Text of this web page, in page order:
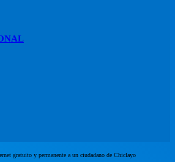
gratuito y permanente a un ciudadano de Chiclayo